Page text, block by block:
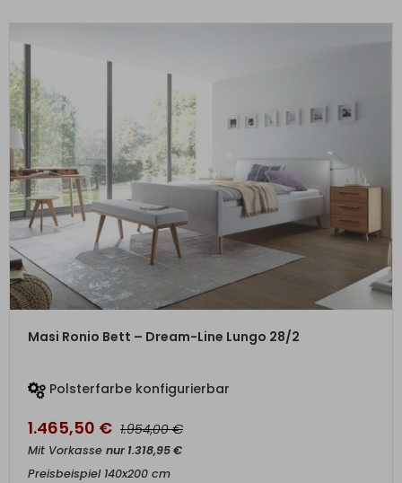
ZUM PRODUKT
Masi Ronio Bett – Dream-Line Lungo 28/2
Polsterfarbe konfigurierbar
1.465,50 € 1.954,00€
Mit Vorkasse nur1.318,95€
Preisbeispiel 140x200 cm